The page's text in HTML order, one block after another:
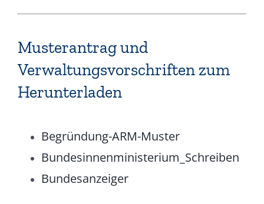
Musterantrag und
Verwaltungsvorschriften zum
Herunterladen
Begründung-ARM-Muster
Bundesinnenministerium_Schreiben
Bundesanzeiger